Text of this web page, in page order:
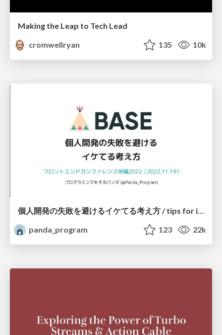
Making the Leap to Tech Lead
cromwellryan
135 10k
個人開発の失敗を避けるイケてる考え方 / tips for indie hackers
panda_program
123 22k